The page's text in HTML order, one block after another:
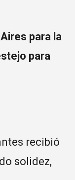
para la
para
recibió
solidez,